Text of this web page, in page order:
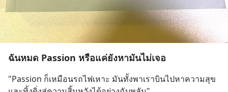
ฉันหมด Passion หรือแค่ยังหามันไม่เจอ
"Passion ก็เหมือนรถไฟเหาะ มันทั้งพาเราบินไปหาความสุข